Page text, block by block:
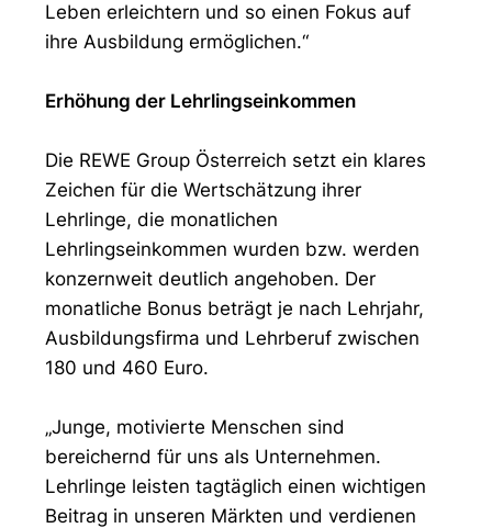
Leben erleichtern und so einen Fokus auf
ihre Ausbildung ermöglichen.“
Erhöhung der Lehrlingseinkommen
Die REWE Group Österreich setzt ein klares
Zeichen für die Wertschätzung ihrer
Lehrlinge, die monatlichen
Lehrlingseinkommen wurden bzw. werden
konzernweit deutlich angehoben. Der
monatliche Bonus beträgt je nach Lehrjahr,
Ausbildungsfirma und Lehrberuf zwischen
180 und 460 Euro.
„Junge, motivierte Menschen sind
bereichernd für uns als Unternehmen.
Lehrlinge leisten tagtäglich einen wichtigen
Beitrag in unseren Märkten und verdienen